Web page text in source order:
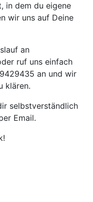
in dem du ei­ge­ne
wir uns auf Dei­ne
an
ruf uns ein­fach
an und wir
klä­ren.
selbst­ver­ständ­lich
E­mail.